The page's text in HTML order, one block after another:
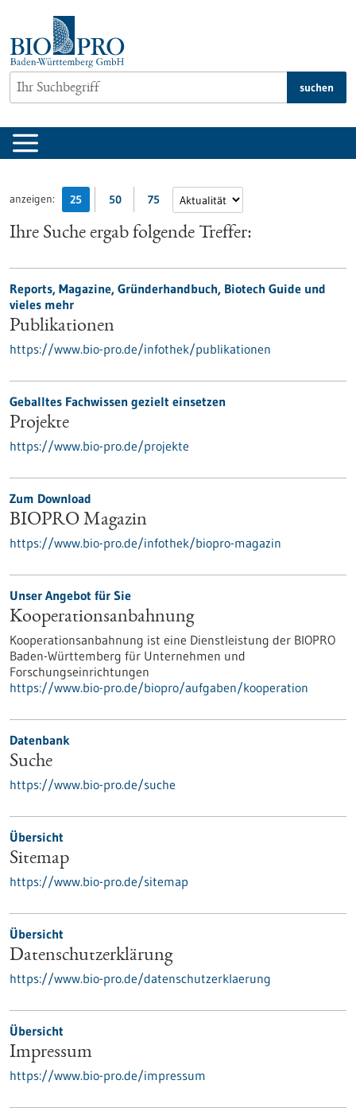
springen
suchen
anzeigen: 25 50 75
Ihre Suche ergab folgende Treffer:
Reports, Magazine, Gründerhandbuch, Biotech Guide und
vieles mehr
Publikationen
https://www.bio-pro.de/infothek/publikationen
Geballtes Fachwissen gezielt einsetzen
Projekte
https://www.bio-pro.de/projekte
Zum Download
BIOPRO Magazin
https://www.bio-pro.de/infothek/biopro-magazin
Unser Angebot für Sie
Kooperationsanbahnung
Kooperationsanbahnung ist eine Dienstleistung der BIOPRO
Baden-Württemberg für Unternehmen und
Forschungseinrichtungen
https://www.bio-pro.de/biopro/aufgaben/kooperation
Datenbank
Suche
https://www.bio-pro.de/suche
Übersicht
Sitemap
https://www.bio-pro.de/sitemap
Übersicht
Datenschutzerklärung
https://www.bio-pro.de/datenschutzerklaerung
Übersicht
Impressum
https://www.bio-pro.de/impressum